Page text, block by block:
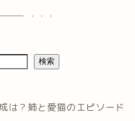
検索
は？姉と愛猫のエピソード